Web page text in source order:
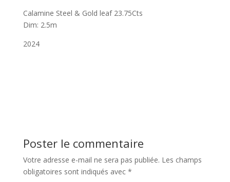
Calamine Steel & Gold leaf 23.75Cts
Dim: 2.5m
2024
Poster le commentaire
Votre adresse e-mail ne sera pas publiée. Les champs
obligatoires sont indiqués avec *